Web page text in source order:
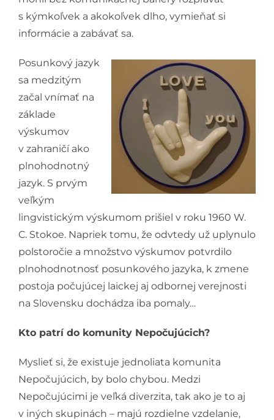
s kýmkoľvek a akokoľvek dlho, vymieňať si
informácie a zabávať sa.
Posunkový jazyk
sa medzitým
začal vnímať na
základe
výskumov
v zahraničí ako
plnohodnotný
jazyk. S prvým
veľkým
lingvistickým výskumom prišiel v roku 1960 W.
C. Stokoe. Napriek tomu, že odvtedy už uplynulo
polstoročie a množstvo výskumov potvrdilo
plnohodnotnosť posunkového jazyka, k zmene
postoja počujúcej laickej aj odbornej verejnosti
na Slovensku dochádza iba pomaly…
Kto patrí do komunity Nepočujúcich?
Myslieť si, že existuje jednoliata komunita
Nepočujúcich, by bolo chybou. Medzi
Nepočujúcimi je veľká diverzita, tak ako je to aj
v iných skupinách – majú rozdielne vzdelanie,